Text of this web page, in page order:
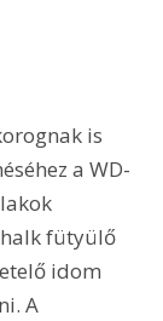
is
a WD-
halk fütyülő
idom
A